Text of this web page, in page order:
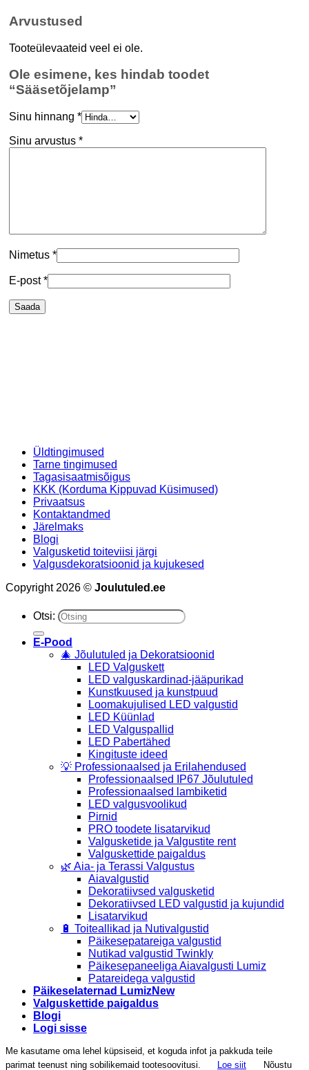
Arvustused
Tooteülevaateid veel ei ole.
Ole esimene, kes hindab toodet
“Sääsetõjelamp”
Sinu hinnang *
Sinu arvustus *
Nimetus *
E-post*
Üldtingimused
Tarne tingimused
Tagasisaatmisõigus
KKK (Korduma Kippuvad Küsimused)
Privaatsus
Kontaktandmed
Järelmaks
Blogi
Valgusketid toiteviisi järgi
Valgusdekoratsioonid ja kujukesed
Copyright 2026 © Joulutuled.ee
Otsi:
E-Pood
🎄 Jõulutuled ja Dekoratsioonid
LED Valguskett
LED valguskardinad-jääpurikad
Kunstkuused ja kunstpuud
Loomakujulised LED valgustid
LED Küünlad
LED Valguspallid
LED Pabertähed
Kingituste ideed
💡 Professionaalsed ja Erilahendused
Professionaalsed IP67 Jõulutuled
Professionaalsed lambiketid
LED valgusvoolikud
Pirnid
PRO toodete lisatarvikud
Valgusketide ja Valgustite rent
Valguskettide paigaldus
🌿 Aia- ja Terassi Valgustus
Aiavalgustid
Dekoratiivsed valgusketid
Dekoratiivsed LED valgustid ja kujundid
Lisatarvikud
🔋 Toiteallikad ja Nutivalgustid
Päikesepatareiga valgustid
Nutikad valgustid Twinkly
Päikesepaneeliga Aiavalgusti Lumiz
Patareidega valgustid
Päikeselaternad Lumiz
Valguskettide paigaldus
Blogi
Logi sisse
Me kasutame oma lehel küpsiseid, et koguda infot ja pakkuda teile
parimat teenust ning sobilikemaid tootesoovitusi.
Loe siit Nõustu